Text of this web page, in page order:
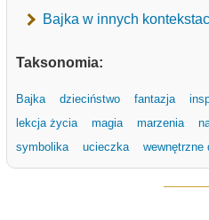
Bajka w innych
Taksonomia:
Bajka dzieciństwo fantazja
lekcja życia
magia marzenia
symbolika
ucieczka wewnętrzne